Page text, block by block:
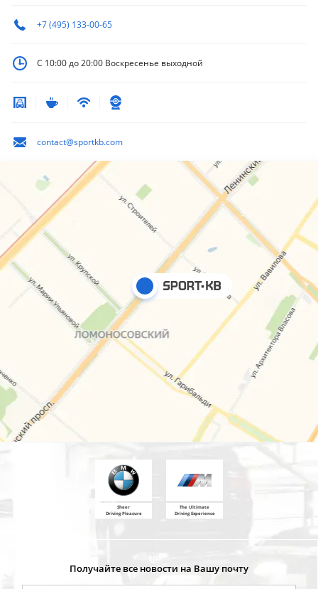
+7 (495) 133-00-65
С 10:00 до 20:00 Воскресенье выходной
contact@sportkb.com
Sheer
Driving Pleasure
The Ultimate
Driving Experience
Получайте все новости на Вашу почту